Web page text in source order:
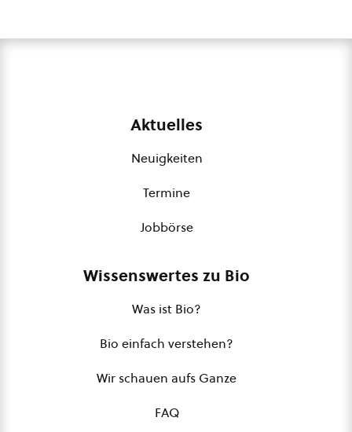
Aktuelles
Neuigkeiten
Termine
Jobbörse
Wissenswertes zu Bio
Was ist Bio?
Bio einfach verstehen?
Wir schauen aufs Ganze
FAQ